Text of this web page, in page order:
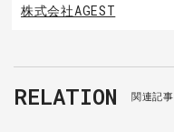
株式会社AGEST
RELATION 関連記事